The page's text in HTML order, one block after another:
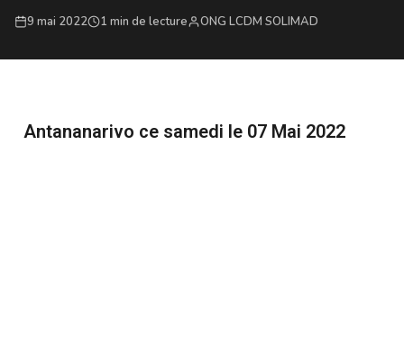
9 mai 2022 1 min de lecture ONG LCDM SOLIMAD
Antananarivo ce samedi le 07 Mai 2022